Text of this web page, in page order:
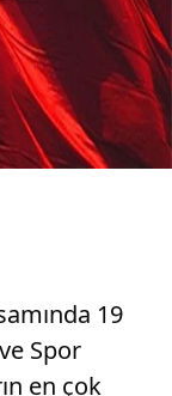
19
Spor
en çok